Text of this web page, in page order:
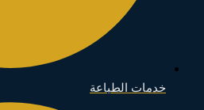
خدمات الطباعة